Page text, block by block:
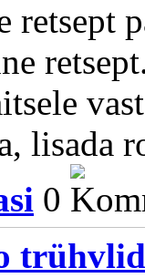
retsept
lisada
0
trühvlid